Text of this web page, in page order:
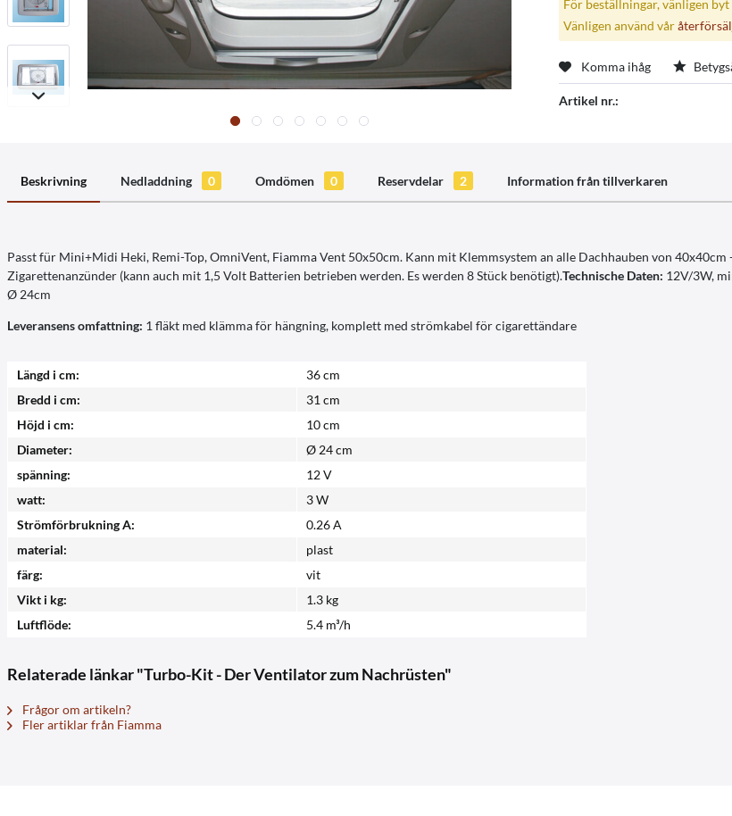
För beställningar, vänligen
Vänligen använd vår
Komma ihåg
Artikel nr.:
Beskrivning Nedladdning 0 Omdömen 0 Reservdelar 2 Information från tillverkaren
Passt für Mini+Midi Heki, Remi-Top, OmniVent, Fiamma Vent 50x50cm. Kann mit Klemmsystem an alle Dachhauben von
Zigarettenanzünder (kann auch mit 1,5 Volt Batterien betrieben werden. Es werden 8 Stück benötigt).Technische Daten: 12V/3W,
Ø 24cm
Leveransens omfattning: 1 fläkt med klämma för hängning, komplett med strömkabel för cigarettändare
Längd i cm:
36 cm
Bredd i cm:
31 cm
Höjd i cm:
10 cm
Diameter:
Ø 24 cm
spänning:
12 V
watt:
3 W
Strömförbrukning A:
0.26 A
material:
plast
färg:
vit
Vikt i kg:
1.3 kg
Luftflöde:
5.4 m³/h
Relaterade länkar "Turbo-Kit - Der Ventilator zum Nachrüsten"
Frågor om artikeln?
Fler artiklar från Fiamma